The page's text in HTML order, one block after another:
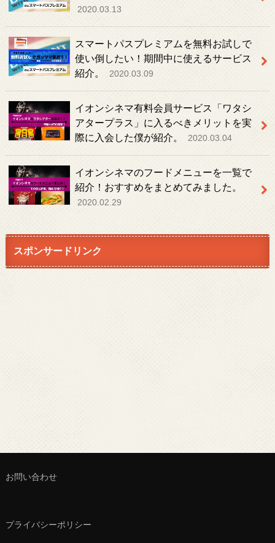
2020.03.13
スマートパスプレミアムを無料お試しで
使い倒したい！期間中に使えるサービス
紹介。
2020.03.09
イオンシネマ有料会員サービス「ワタシ
アタープラス」に入るべきメリットを実
際に入会した僕が紹介。
2020.03.04
イオンシネマのフードメニューを一覧で
紹介！おすすめをまとめてみました。
2020.02.29
スポンサードリンク
お問い合わせ
プライバシーポリシー